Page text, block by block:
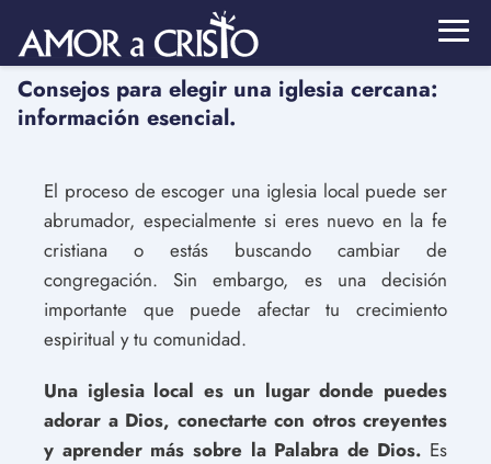
Consejos para elegir una iglesia cercana:
información esencial.
El proceso de escoger una iglesia local puede ser
abrumador, especialmente si eres nuevo en la fe
cristiana o estás buscando cambiar de
congregación. Sin embargo, es una decisión
importante que puede afectar tu crecimiento
espiritual y tu comunidad.
Una iglesia local es un lugar donde puedes
adorar a Dios, conectarte con otros creyentes
y aprender más sobre la Palabra de Dios. Es